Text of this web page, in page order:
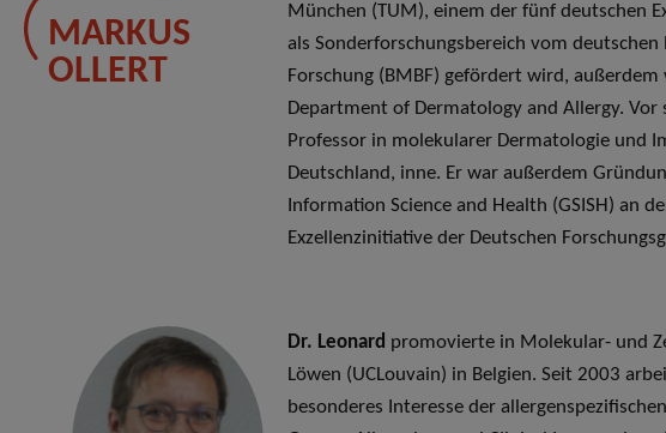
MARKUS
OLLERT
München (TUM), einem der fünf deutschen
als Sonderforschungsbereich vom
Forschung (BMBF) gefördert wird,
Department of Dermatology and Allergy.
Professor in molekularer Dermatologie und
Deutschland, inne. Er war außerdem
Information Science and Health (GSISH) an
Exzellenzinitiative der Deutschen
Dr. Leonard promovierte in Molekular- und
Löwen (UCLouvain) in Belgien. Seit 2003
besonderes Interesse der